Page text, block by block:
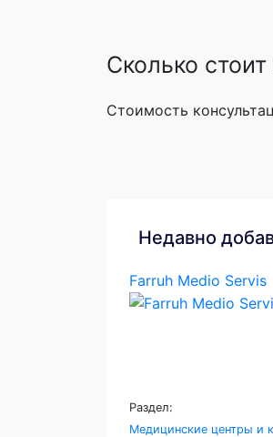
Сколько
Стоимость
Недавно
Farruh Medio Servis
Раздел:
Медицинские центры и